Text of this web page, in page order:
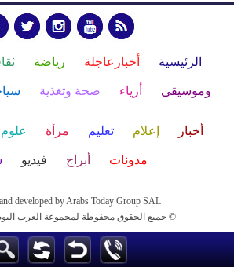
الرئيسية أخبارعاجلة رياضة
وموسيقى أزياء صحة وتغذية
أخبار إعلام تعليم مرأة علوم
مدونات أبراج فيديو
developed by Arabs Today Group SAL
جميع الحقوق محفوظة لمجموعة العرب اليوم الاعلامية 2025 ©